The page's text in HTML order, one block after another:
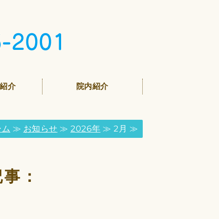
介 院内紹介
≫ お知らせ ≫ 2026年 ≫ 2月 ≫
：